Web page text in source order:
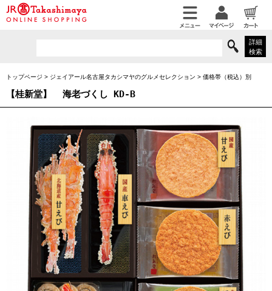
詳細
検索
トップページ > ジェイアール名古屋タカシマヤのグルメセレクション > 価格帯（税込）別
【桂新堂】 海老づくし KD-B